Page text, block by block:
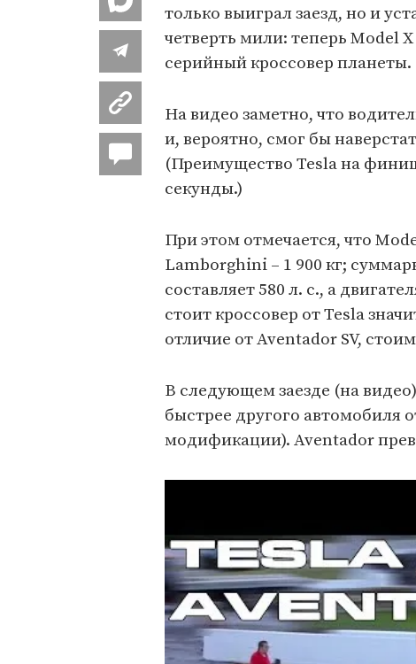
только выиграл заезд, но и
четверть мили: теперь Model
серийный кроссовер планеты.
На видео заметно, что
и, вероятно, смог бы
(Преимущество Tesla на
секунды.)
При этом отмечается, что
Lamborghini – 1 900 кг;
составляет 580 л. с., а
стоит кроссовер от Tesla
отличие от Aventador SV,
В следующем заезде (на
быстрее другого автомобиля
модификации). Aventador